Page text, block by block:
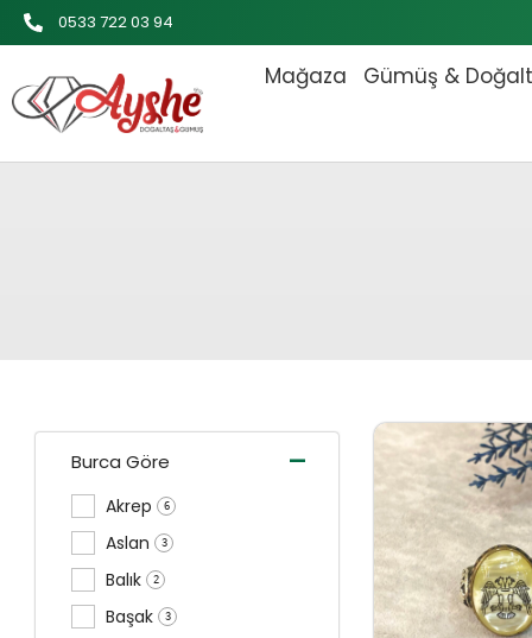
İçeriğe
atla
0533 722 03 94
Mağaza Gümüş &
Burca Göre -
Akrep 6
Aslan 3
Balık 2
Başak 3
Orijinal